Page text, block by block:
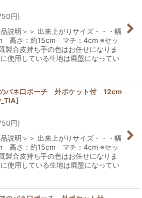
円)
説明＞＞ 出来上がりサイズ・・・幅
高さ：約15cm マチ：4cm ※セッ
製合皮持ち手の色はお任せになりま
使用している生地は廃盤になってい
バネ口ポーチ 外ポケット付 12cm
]
円)
説明＞＞ 出来上がりサイズ・・・幅
高さ：約15cm マチ：4cm ※セッ
製合皮持ち手の色はお任せになりま
使用している生地は廃盤になってい